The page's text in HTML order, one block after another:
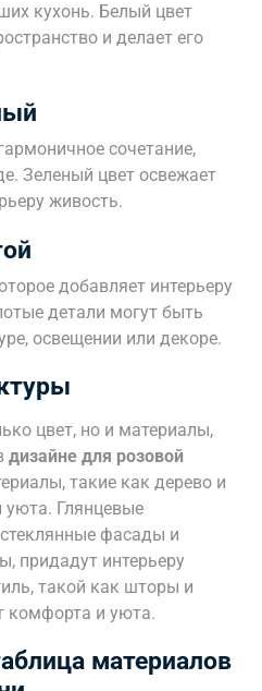
кухонь. Белый цвет
и делает его
сочетание,
Зеленый цвет освежает
живость.
добавляет интерьеру
детали могут быть
освещении или декоре.
цвет, но и материалы,
дизайне для розовой
такие как дерево и
уюта. Глянцевые
фасады и
придадут интерьеру
такой как шторы и
комфорта и уюта.
материалов